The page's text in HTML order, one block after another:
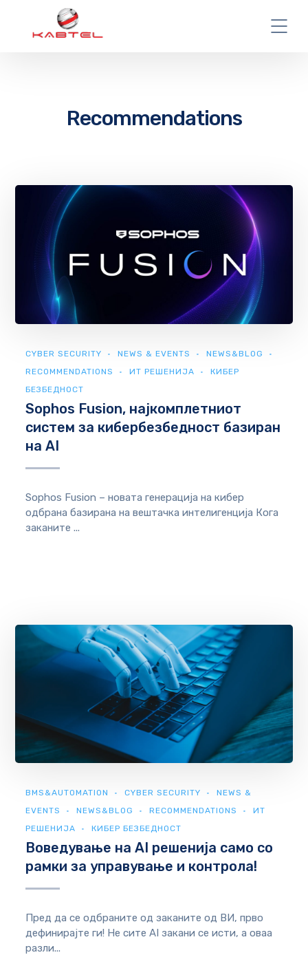
Recommendations
CYBER SECURITY NEWS & EVENTS
NEWS&BLOG
RECOMMENDATIONS
ИТ РЕШЕНИЈА
КИБЕР
БЕЗБЕДНОСТ
Sophos Fusion, најкомплетниот
систем за кибербезбедност базиран
на AI
Sophos Fusion – новата генерација на кибер
одбрана базирана на вештачка интелигенција Кога
заканите ...
BMS&AUTOMATION CYBER SECURITY
NEWS &
EVENTS
NEWS&BLOG RECOMMENDATIONS
ИТ
РЕШЕНИЈА
КИБЕР БЕЗБЕДНОСТ
Воведување на AI решенија само со
рамки за управување и контрола!
Пред да се одбраните од заканите од ВИ, прво
дефинирајте ги! Не сите AI закани се исти, а оваа
разли...